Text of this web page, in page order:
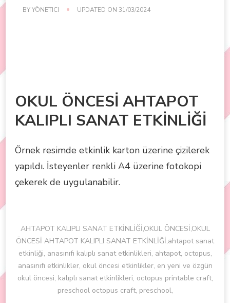
BYYÖNETICI UPDATED ON 31/03/2024
OKUL ÖNCESİ AHTAPOT
KALIPLI SANAT ETKİNLİĞİ
Örnek resimde etkinlik karton üzerine çizilerek
yapıldı. İsteyenler renkli A4 üzerine fotokopi
çekerek de uygulanabilir.
AHTAPOT KALIPLI SANAT ETKİNLİĞİ,OKUL ÖNCESİ,OKUL
ÖNCESİ AHTAPOT KALIPLI SANAT ETKİNLİĞİ,ahtapot sanat
etkinliği, anasınıfı kalıplı sanat etkinlikleri, ahtapot, octopus,
anasınıfı etkinlikler, okul öncesi etkinlikler, en yeni ve özgün
okul öncesi, kalıplı sanat etkinlikleri, octopus printable craft,
preschool octopus craft, preschool,